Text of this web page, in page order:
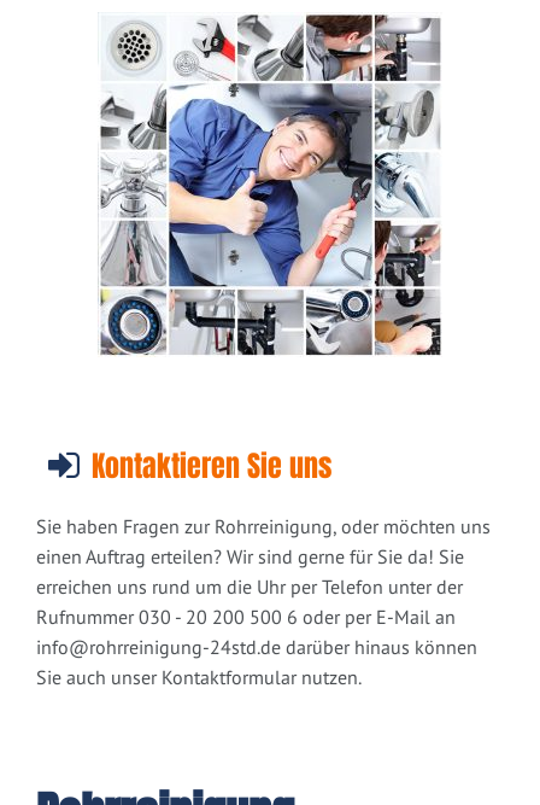
Kontaktieren Sie uns
Sie haben Fragen zur Rohrreinigung, oder möchten uns
einen Auftrag erteilen? Wir sind gerne für Sie da! Sie
erreichen uns rund um die Uhr per Telefon unter der
Rufnummer 030 - 20 200 500 6 oder per E-Mail an
info@rohrreinigung-24std.de darüber hinaus können
Sie auch unser Kontaktformular nutzen.